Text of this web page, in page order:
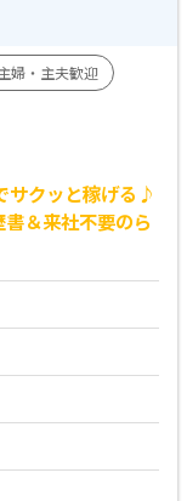
婦・主夫歓迎
サクッと稼げる♪
＆来社不要のら